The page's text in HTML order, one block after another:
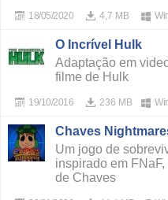
4,7 MB
18/05/2020
O Incrível Hulk
Adaptação em
filme de Hulk
236 MB
19/10/2016
Chaves
Um jogo de
inspirado em
de Chaves